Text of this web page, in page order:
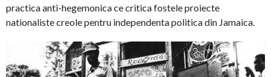
practica anti-hegemonica ce critica fostele proiecte
nationaliste creole pentru independenta politica din Jamaica.